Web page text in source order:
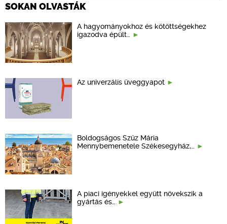
SOKAN OLVASTÁK
A hagyományokhoz és kötöttségekhez
igazodva épült…
Az univerzális üveggyapot
Boldogságos Szűz Mária
Mennybemenetele Székesegyház,…
A piaci igényekkel együtt növekszik a
gyártás és…